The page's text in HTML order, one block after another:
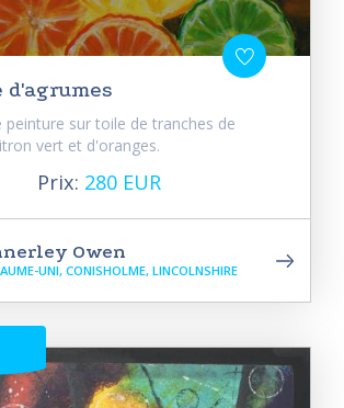
d'agrumes
peinture sur toile de tranches de
vert et d'oranges.
Prix: 280 EUR
Owen
UNI, CONISHOLME, LINCOLNSHIRE